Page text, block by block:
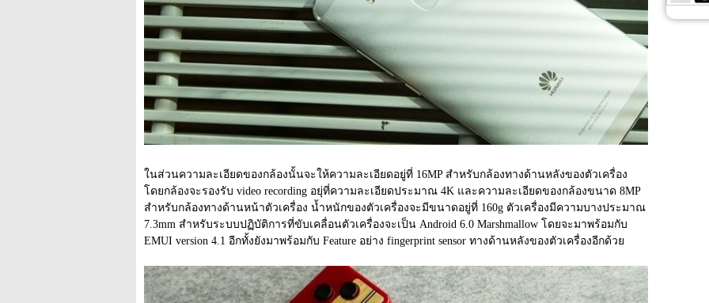
ในส่วนความละเอียดของกล้องนั้นจะให้ความละเอียดอยู่ที่ 16MP สำหรับกล้องทางด้านหลังของตัวเครื่อง
โดยกล้องจะรองรับ video recording อยุ่ที่ความละเอียดประมาณ 4K และความละเอียดของกล้องขนาด 8MP
สำหรับกล้องทางด้านหน้าตัวเครื่อง น้ำหนักของตัวเครื่องจะมีขนาดอยู่ที่ 160g ตัวเครื่องมีความบางประมาณ
7.3mm สำหรับระบบปฏิบัติการที่ขับเคลื่อนตัวเครื่องจะเป็น Android 6.0 Marshmallow โดยจะมาพร้อมกับ
EMUI version 4.1 อีกทั้งยังมาพร้อมกับ Feature อย่าง fingerprint sensor ทางด้านหลังของตัวเครื่องอีกด้วย